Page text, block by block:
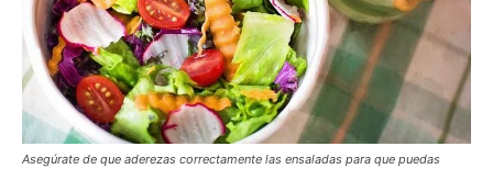
Asegúrate de que aderezas correctamente las ensaladas para que puedas